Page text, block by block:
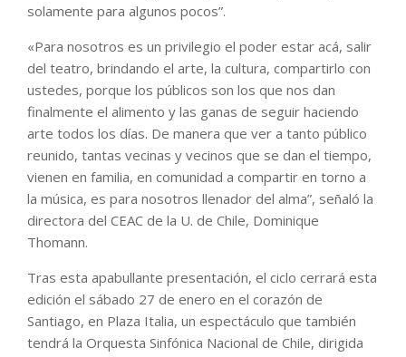
solamente para algunos pocos”.
«Para nosotros es un privilegio el poder estar acá, salir
del teatro, brindando el arte, la cultura, compartirlo con
ustedes, porque los públicos son los que nos dan
finalmente el alimento y las ganas de seguir haciendo
arte todos los días. De manera que ver a tanto público
reunido, tantas vecinas y vecinos que se dan el tiempo,
vienen en familia, en comunidad a compartir en torno a
la música, es para nosotros llenador del alma”, señaló la
directora del CEAC de la U. de Chile, Dominique
Thomann.
Tras esta apabullante presentación, el ciclo cerrará esta
edición el sábado 27 de enero en el corazón de
Santiago, en Plaza Italia, un espectáculo que también
tendrá la Orquesta Sinfónica Nacional de Chile, dirigida